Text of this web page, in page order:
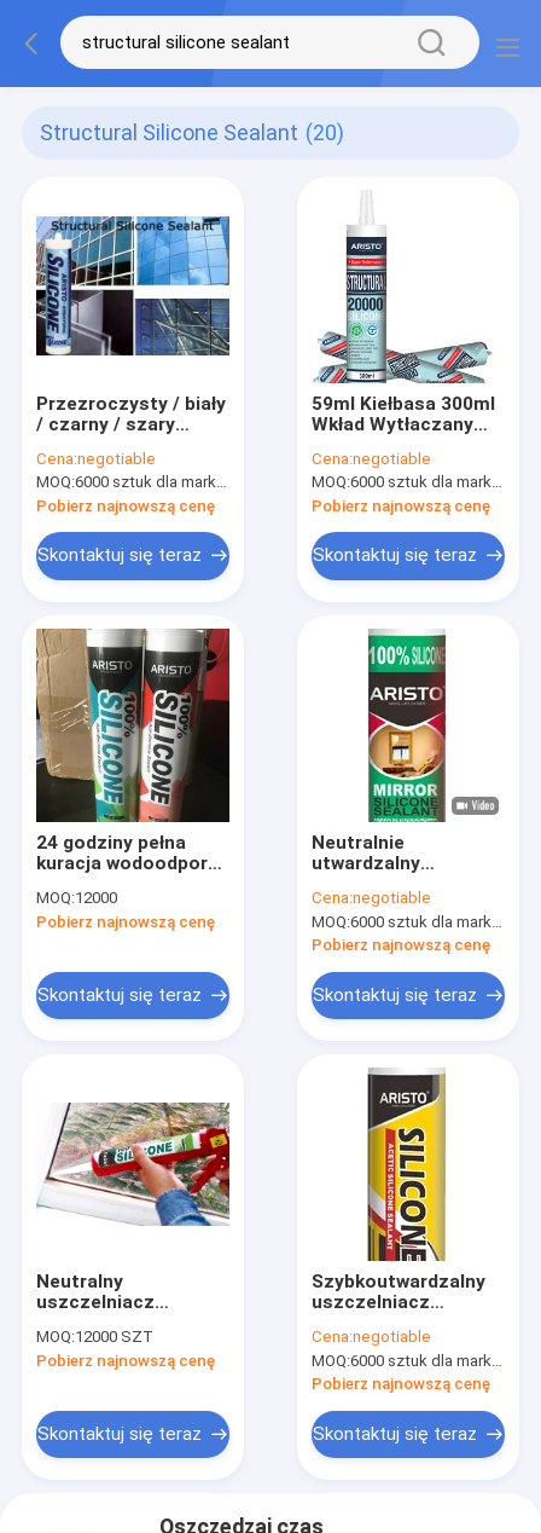
Structural Silicone Sealant (20)
Przezroczysty / biały
/ czarny / szary
silikonowy środek
uszczelniający,
odporny na wysoką
temperaturę
Cena:negotiable
MOQ:6000 sztuk dla marki Aristo, 15000 sztuk dla marki klienta
Pobierz najnowszą cenę
Skontaktuj się teraz
59ml Kiełbasa 300ml
Wkład Wytłaczany
Szczeliwo Silikonowe
Cena:negotiable
MOQ:6000 sztuk dla marki Aristo, 15000 sztuk dla marki klienta
Pobierz najnowszą cenę
Skontaktuj się teraz
24 godziny pełna
kuracja wodoodporny
pogody silikonowy
uszczelniacz
ściennych
MOQ:12000
Pobierz najnowszą cenę
Skontaktuj się teraz
Neutralnie
utwardzalny
silikonowy,
silikonowo-lustrzany
uszczelniacz
Cena:negotiable
MOQ:6000 sztuk dla marki Aristo, 15000 sztuk dla marki klienta
Pobierz najnowszą cenę
Skontaktuj się teraz
Neutralny
uszczelniacz
trwania 10-12
miesięcy, całkowitym
odporności na
temperaturę od
uszczelniania
MOQ:12000 SZT
Pobierz najnowszą cenę
Skontaktuj się teraz
Szybkoutwardzalny
uszczelniacz
GP RTV Low - moduł
Dobra odporność na
warunki
Cena:negotiable
MOQ:6000 sztuk dla marki Aristo, 15000 sztuk dla marki klienta
Pobierz najnowszą cenę
Skontaktuj się teraz
Oszczędzaj czas